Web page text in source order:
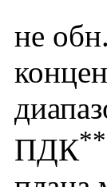
не обн.
ПДК**